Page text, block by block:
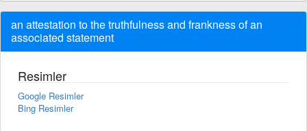
an attestation to the truthfulness and frankness of an
associated statement
Resimler
Google Resimler
Bing Resimler